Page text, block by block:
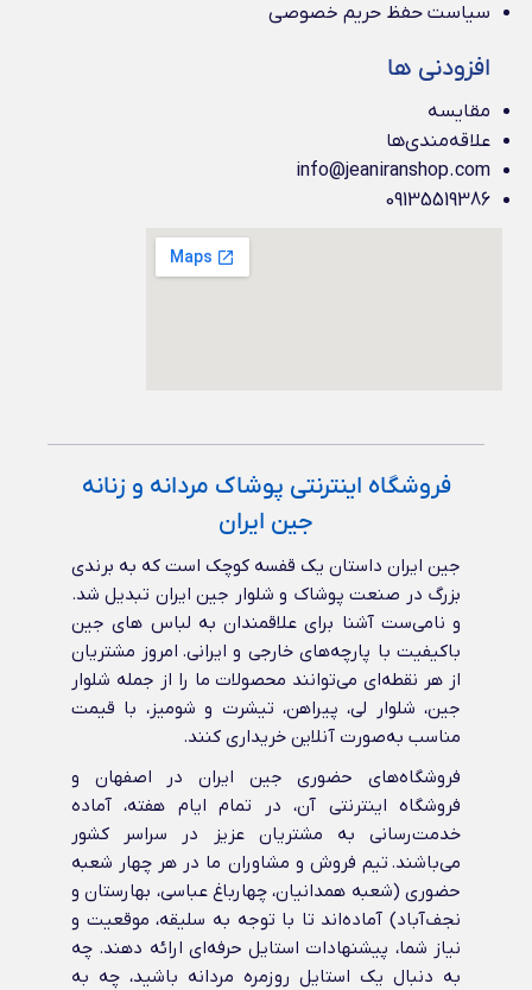
سیاست حفظ حریم خصوصی
افزودنی ها
مقایسه
علاقه‌مندی‌ها
info@jeaniranshop.com
09135519386
فروشگاه اینترنتی پوشاک مردانه و زنانه
جین ایران
جین ایران داستان یک قفسه کوچک است که به برندی
بزرگ در صنعت پوشاک و شلوار جین ایران تبدیل شد.
و نامی‌ست آشنا برای علاقمندان به لباس های جین
باکیفیت با پارچه‌های خارجی و ایرانی‌. امروز مشتریان
از هر نقطه‌ای می‌توانند محصولات ما را از جمله شلوار
جین، شلوار لی، پیراهن، تیشرت و شومیز، با قیمت
مناسب به‌صورت آنلاین خریداری کنند.
فروشگاه‌های حضوری جین ایران در اصفهان و
فروشگاه اینترنتی آن، در تمام ایام هفته، آماده
خدمت‌رسانی به مشتریان عزیز در سراسر کشور
می‌باشند. تیم فروش و مشاوران ما در هر چهار شعبه
حضوری (شعبه همدانیان، چهارباغ عباسی، بهارستان و
نجف‌آباد) آماده‌اند تا با توجه به سلیقه، موقعیت و
نیاز شما، پیشنهادات استایل حرفه‌ای ارائه دهند. چه
به دنبال یک استایل روزمره مردانه باشید، چه به